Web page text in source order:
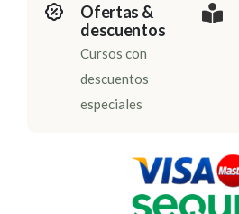
Ofertas &
descuentos
Cursos con
descuentos
especiales